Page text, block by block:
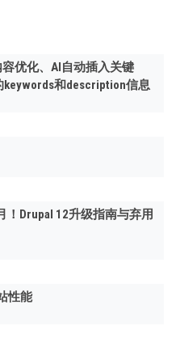
优化、AI自动插入关键
和description信息
！Drupal 12升级指南与弃用
性能